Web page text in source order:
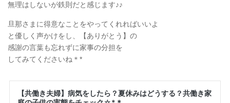
無理はしないが鉄則だと感じます♪♪
旦那さまに得意なことをやってくれればいいよ
と優しく声かけをし、【ありがとう】の
感謝の言葉も忘れずに家事の分担を
してみてくださいね＊*